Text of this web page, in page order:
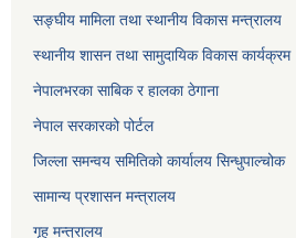
सङ्घीय मामिला तथा स्थानीय विकास मन्त्रालय
स्थानीय शासन तथा सामुदायिक विकास कार्यक्रम
नेपालभरका साबिक र हालका ठेगाना
नेपाल सरकारको पोर्टल
जिल्ला समन्वय समितिको कार्यालय सिन्धुपाल्चोक
सामान्य प्रशासन मन्त्रालय
गृह मन्त्रालय